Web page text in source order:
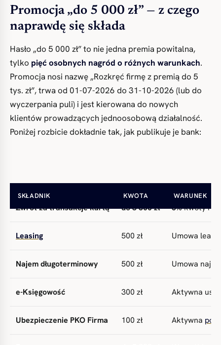
Promocja „do 5 000 zł” — z czego
naprawdę się składa
Hasło „do 5 000 zł” to nie jedna premia powitalna,
tylko pięć osobnych nagród o różnych warunkach.
Promocja nosi nazwę „Rozkręć firmę z premią do 5
tys. zł”, trwa od 01-07-2026 do 31-10-2026 (lub do
wyczerpania puli) i jest kierowana do nowych
klientów prowadzących jednoosobową działalność.
Poniżej rozbicie dokładnie tak, jak publikuje je bank:
SKŁADNIK KWOTA WARUNEK
Zwrot za transakcje kartą do 3 600 zł 5%kwoty
Leasing 500 zł Umowa
Najem długoterminowy 500 zł Umowa
e-Księgowość 300 zł Aktywna
Ubezpieczenie PKO Firma 100 zł Aktywna